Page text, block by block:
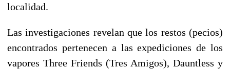
localidad.
Las investigaciones revelan que los restos (pecios)
encontrados pertenecen a las expediciones de los
vapores Three Friends (Tres Amigos), Dauntless y